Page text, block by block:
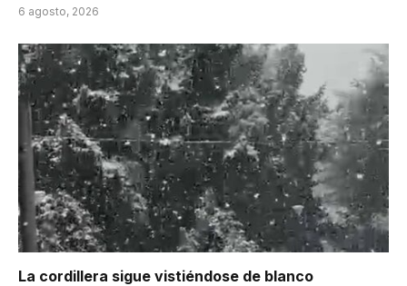
6 agosto, 2026
La cordillera sigue vistiéndose de blanco